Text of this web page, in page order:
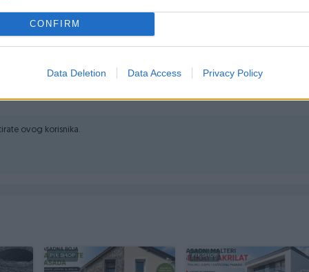
CONFIRM
Data Deletion Data Access Privacy Policy
ovog korisnika.
PIK SHOP PIK SHOP